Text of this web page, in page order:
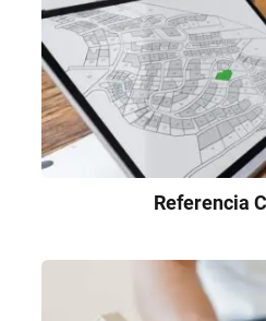
Referencia